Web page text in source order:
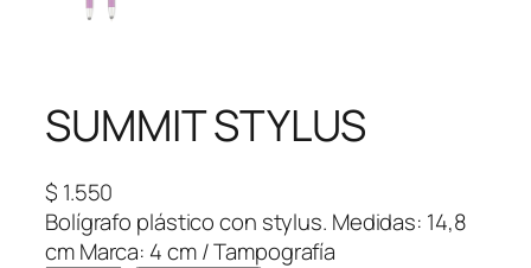
SUMMIT STYLUS
$ 1.550
Bolígrafo plástico con stylus. Medidas: 14,8
cm Marca: 4 cm / Tampografía